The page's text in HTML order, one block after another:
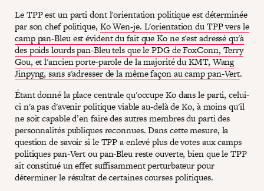
Le TPP est un parti dont l'orientation politique est déterminée
par son chef politique, Ko Wen-je. L'orientation du TPP vers le
camp pan-Bleu est évident du fait que Ko ne s'est adressé qu'à
des poids lourds pan-Bleu tels que le PDG de FoxConn, Terry
Gou, et l'ancien porte-parole de la majorité du KMT, Wang
Jinpyng, sans s'adresser de la même façon au camp pan-Vert.
Étant donné la place centrale qu'occupe Ko dans le parti, celui-
ci n'a pas d'avenir politique viable au-delà de Ko, à moins qu'il
ne soit capable d’en faire des autres membres du parti des
personnalités publiques reconnues. Dans cette mesure, la
question de savoir si le TPP a enlevé plus de votes aux camps
politiques pan-Vert ou pan-Bleu reste ouverte, bien que le TPP
ait constitué un effet suffisamment perturbateur pour
déterminer le résultat de certaines courses politiques.